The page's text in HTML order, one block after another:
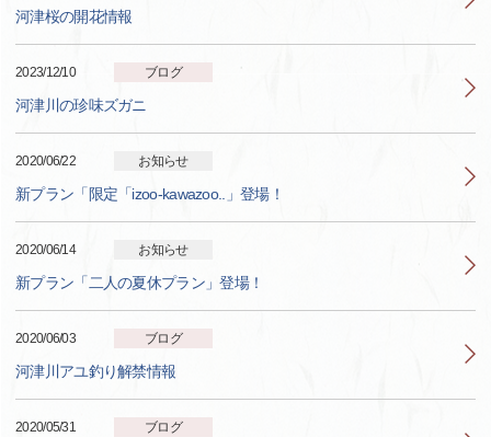
河津桜の開花情報
2023/12/10 ブログ
河津川の珍味ズガニ
2020/06/22 お知らせ
新プラン「限定「izoo-kawazoo..」登場！
2020/06/14 お知らせ
新プラン「二人の夏休プラン」登場！
2020/06/03 ブログ
河津川アユ釣り解禁情報
2020/05/31 ブログ